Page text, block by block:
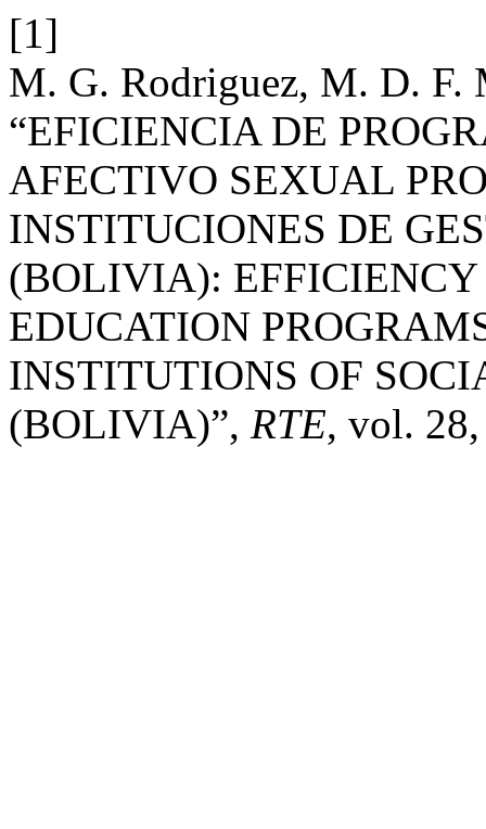
[1]
M. G. Rodriguez, M. D. F.
“EFICIENCIA DE
AFECTIVO SEXUAL
INSTITUCIONES DE
(BOLIVIA):
EDUCATION
INSTITUTIONS OF
(BOLIVIA)”, RTE, vol. 28,